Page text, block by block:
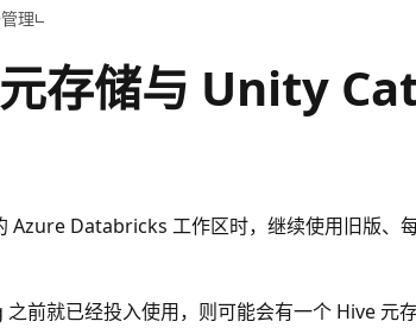
理
存储与 Unity
Azure Databricks 工作区时，继续使用旧版、
前就已经投入使用，则可能会有一个 Hive 元